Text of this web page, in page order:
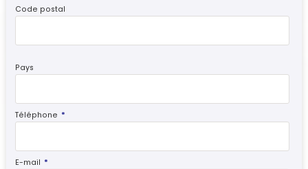
Code postal
Pays
Téléphone *
E-mail *